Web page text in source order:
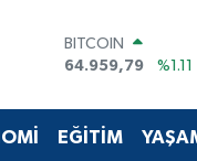
DOLAR
47,7436
%0.18
55,2510
%0.32
STERLİN
EĞİTİM